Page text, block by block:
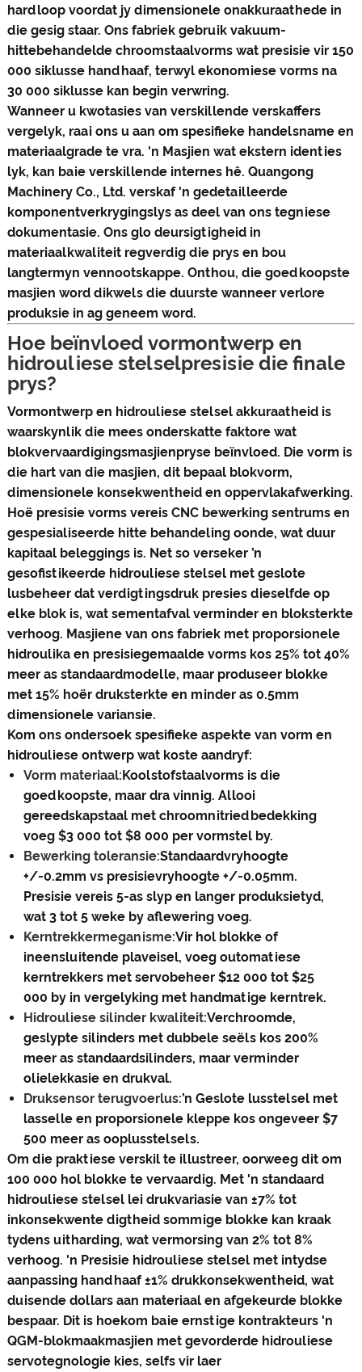
hardloop voordat jy dimensionele onakkuraathede in
die gesig staar. Ons fabriek gebruik vakuum-
hittebehandelde chroomstaalvorms wat presisie vir 150
000 siklusse handhaaf, terwyl ekonomiese vorms na
30 000 siklusse kan begin verwring.
Wanneer u kwotasies van verskillende verskaffers
vergelyk, raai ons u aan om spesifieke handelsname en
materiaalgrade te vra. 'n Masjien wat ekstern identies
lyk, kan baie verskillende internes hê. Quangong
Machinery Co., Ltd. verskaf 'n gedetailleerde
komponentverkrygingslys as deel van ons tegniese
dokumentasie. Ons glo deursigtigheid in
materiaalkwaliteit regverdig die prys en bou
langtermyn vennootskappe. Onthou, die goedkoopste
masjien word dikwels die duurste wanneer verlore
produksie in ag geneem word.
Hoe beïnvloed vormontwerp en
hidrouliese stelselpresisie die finale
prys?
Vormontwerp en hidrouliese stelsel akkuraatheid is
waarskynlik die mees onderskatte faktore wat
blokvervaardigingsmasjienpryse beïnvloed. Die vorm is
die hart van die masjien, dit bepaal blokvorm,
dimensionele konsekwentheid en oppervlakafwerking.
Hoë presisie vorms vereis CNC bewerking sentrums en
gespesialiseerde hitte behandeling oonde, wat duur
kapitaal beleggings is. Net so verseker ’n
gesofistikeerde hidrouliese stelsel met geslote
lusbeheer dat verdigtingsdruk presies dieselfde op
elke blok is, wat sementafval verminder en bloksterkte
verhoog. Masjiene van ons fabriek met proporsionele
hidroulika en presisiegemaalde vorms kos 25% tot 40%
meer as standaardmodelle, maar produseer blokke
met 15% hoër druksterkte en minder as 0.5mm
dimensionele variansie.
Kom ons ondersoek spesifieke aspekte van vorm en
hidrouliese ontwerp wat koste aandryf:
Vorm materiaal:Koolstofstaalvorms is die
goedkoopste, maar dra vinnig. Allooi
gereedskapstaal met chroomnitriedbedekking
voeg $3 000 tot $8 000 per vormstel by.
Bewerking toleransie:Standaardvryhoogte
+/-0.2mm vs presisievryhoogte +/-0.05mm.
Presisie vereis 5-as slyp en langer produksietyd,
wat 3 tot 5 weke by aflewering voeg.
Kerntrekkermeganisme:Vir hol blokke of
ineensluitende plaveisel, voeg outomatiese
kerntrekkers met servobeheer $12 000 tot $25
000 by in vergelyking met handmatige kerntrek.
Hidrouliese silinder kwaliteit:Verchroomde,
geslypte silinders met dubbele seëls kos 200%
meer as standaardsilinders, maar verminder
olielekkasie en drukval.
Druksensor terugvoerlus:’n Geslote lusstelsel met
lasselle en proporsionele kleppe kos ongeveer $7
500 meer as ooplusstelsels.
Om die praktiese verskil te illustreer, oorweeg dit om
100 000 hol blokke te vervaardig. Met 'n standaard
hidrouliese stelsel lei drukvariasie van ±7% tot
inkonsekwente digtheid sommige blokke kan kraak
tydens uitharding, wat vermorsing van 2% tot 8%
verhoog. 'n Presisie hidrouliese stelsel met intydse
aanpassing handhaaf ±1% drukkonsekwentheid, wat
duisende dollars aan materiaal en afgekeurde blokke
bespaar. Dit is hoekom baie ernstige kontrakteurs 'n
QGM-blokmaakmasjien met gevorderde hidrouliese
servotegnologie kies, selfs vir laer